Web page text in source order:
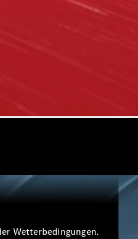
Wetterbedingungen.